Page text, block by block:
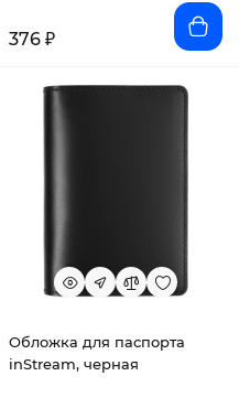
376 ₽
Обложка для паспорта
inStream, черная